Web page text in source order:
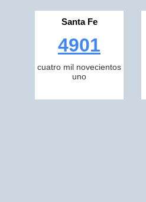
Santa Fe
4901
cuatro mil novecientos
uno